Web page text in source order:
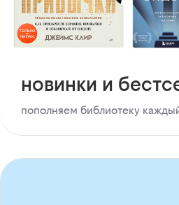
новинки и
пополняем библиотеку